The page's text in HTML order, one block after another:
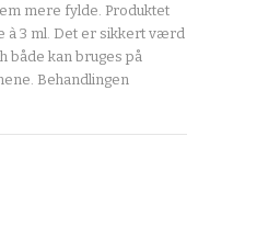
mere fylde. Produktet
à 3 ml. Det er sikkert værd
både kan bruges på
Behandlingen